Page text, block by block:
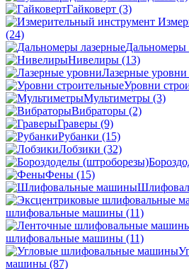
Гайковерт (3)
(24)
Дальномеры
Нивелиры (13)
Лазерные уровни
Уровни
Мультиметры (3)
Вибраторы (2)
Граверы (9)
Рубанки (15)
Лобзики (32)
Фены (15)
шлифовальные машины (11)
шлифовальные машины (11)
машины (87)